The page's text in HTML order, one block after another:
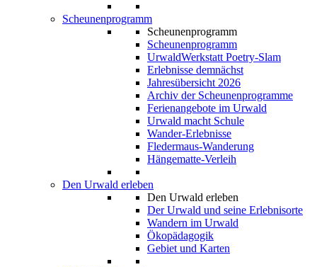
Scheunenprogramm
Scheunenprogramm
Scheunenprogramm
UrwaldWerkstatt Poetry-Slam
Erlebnisse demnächst
Jahresübersicht 2026
Archiv der Scheunenprogramme
Ferienangebote im Urwald
Urwald macht Schule
Wander-Erlebnisse
Fledermaus-Wanderung
Hängematte-Verleih
Den Urwald erleben
Den Urwald erleben
Der Urwald und seine Erlebnisorte
Wandern im Urwald
Ökopädagogik
Gebiet und Karten